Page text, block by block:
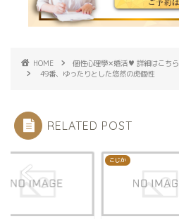
HOME 個性心理學✕婚活♥ 詳細はこちら
49番、ゆったりとした悠然の虎個性
RELATED POST
こじか